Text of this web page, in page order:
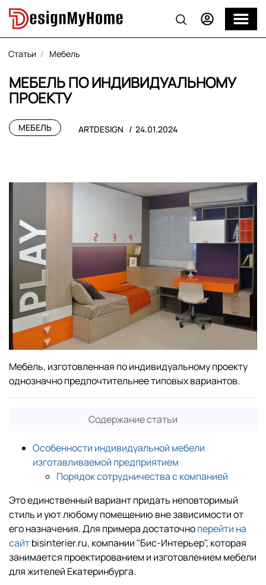
Статьи Мебель
МЕБЕЛЬ ПО ИНДИВИДУАЛЬНОМУ
ПРОЕКТУ
МЕБЕЛЬ ARTDESIGN 24.01.2024
Мебель, изготовленная по индивидуальному проекту
однозначно предпочтительнее типовых вариантов.
Содержание статьи
Особенности индивидуальной мебели
изготавливаемой предприятием
Порядок сотрудничества с компанией
Это единственный вариант придать неповторимый
стиль и уют любому помещению вне зависимости от
его назначения. Для примера достаточноперейти на
сайтbisinterier.ru, компании "Бис-Интерьер", которая
занимается проектированием и изготовлением мебели
для жителей Екатеринбурга.